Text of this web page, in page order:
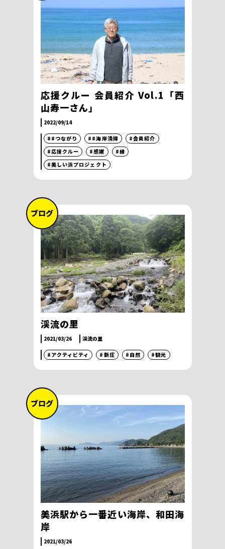
応援クルー 会員紹介 Vol.1「西
山寿一さん」
2022/09/14
##つながり ##海岸清掃
#会員紹介
#応援クルー
#感謝
#縁
#美しい浜プロジェクト
ブログ
渓流の里
2021/03/26 渓流の里
#アクティビティ #新庄 #自然 #観光
ブログ
美浜駅から一番近い海岸、和田海
岸
2021/03/26